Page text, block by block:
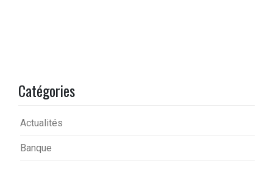
Catégories
Actualités
Banque